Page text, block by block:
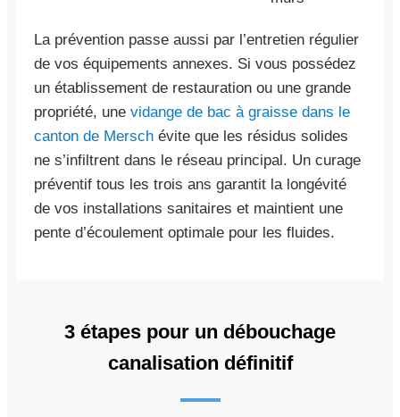
La prévention passe aussi par l’entretien régulier
de vos équipements annexes. Si vous possédez
un établissement de restauration ou une grande
propriété, une vidange de bac à graisse dans le
canton de Mersch évite que les résidus solides
ne s’infiltrent dans le réseau principal. Un curage
préventif tous les trois ans garantit la longévité
de vos installations sanitaires et maintient une
pente d’écoulement optimale pour les fluides.
3 étapes pour un débouchage
canalisation définitif